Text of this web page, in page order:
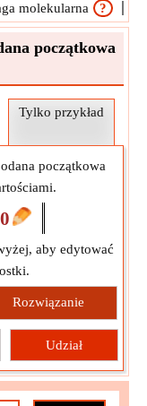
molekularna ?
początkowa
Tylko przykład
początkowa
aby edytować
Rozwiązanie
Udział